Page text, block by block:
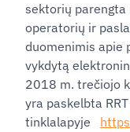
sektorių
operatorių ir
duomenimis apie
vykdytą
2018 m. trečiojo
yra paskelbta RRT
tinklalapyje